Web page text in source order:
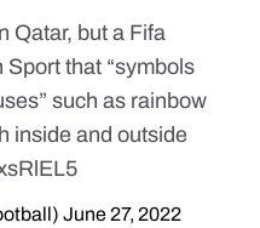
Qatar, but a Fifa
that “symbols
such as rainbow
inside and outside
June 27, 2022